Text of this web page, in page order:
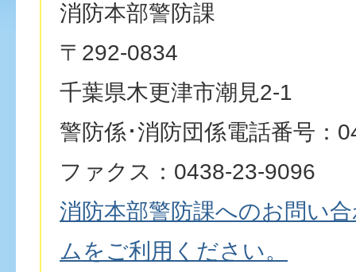
消防本部警防課
〒292-0834
千葉県木更津市潮見2-1
警防係･消防団係電話番号：
ファクス：0438-23-9096
消防本部警防課へのお問い
ムをご利用ください。